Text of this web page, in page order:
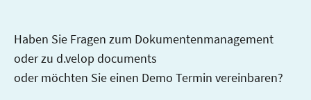
Haben Sie Fragen zum Dokumentenmanagement
oder zu d.velop documents
oder möchten Sie einen Demo Termin vereinbaren?